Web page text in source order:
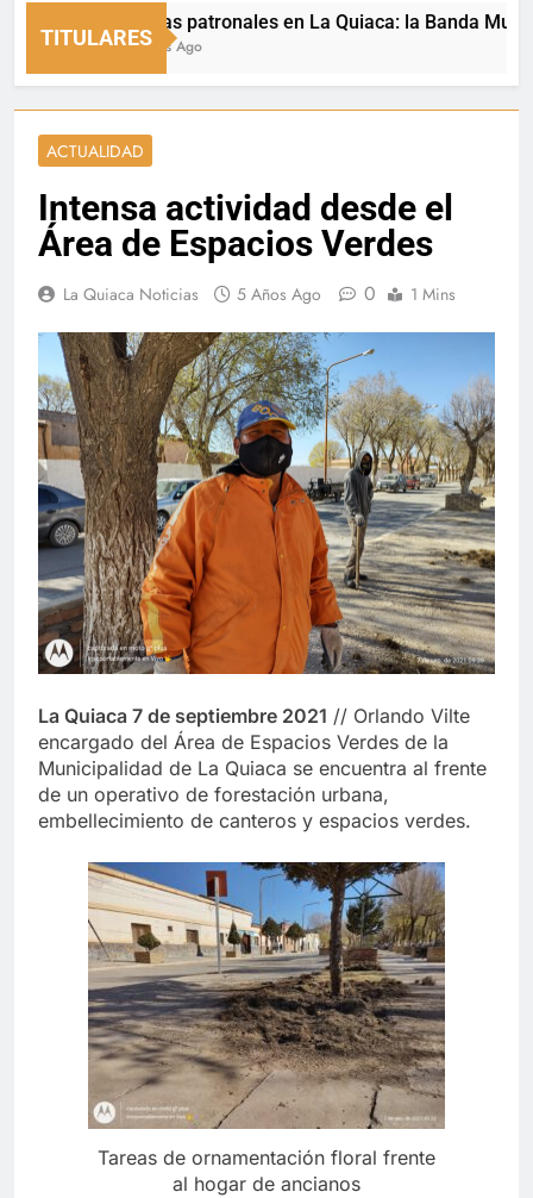
TITULARES
Fiestas patronales en La Quiaca: la Banda
4 Horas Ago
ACTUALIDAD
Intensa actividad desde el
Área de Espacios Verdes
La Quiaca Noticias 5 Años Ago 0 1 Mins
La Quiaca 7 de septiembre 2021 // Orlando Vilte
encargado del Área de Espacios Verdes de la
Municipalidad de La Quiaca se encuentra al frente
de un operativo de forestación urbana,
embellecimiento de canteros y espacios verdes.
Tareas de ornamentación floral frente
al hogar de ancianos